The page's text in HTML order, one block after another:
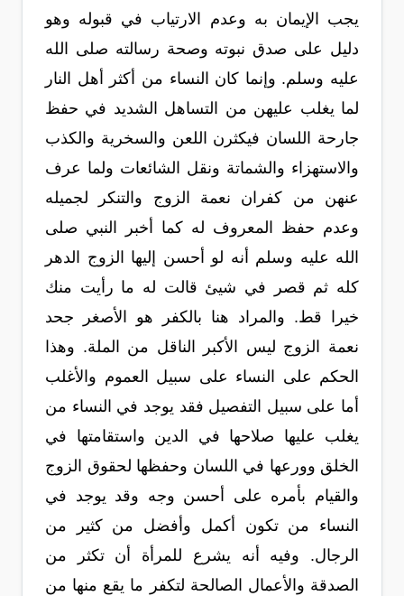
يجب الإيمان به وعدم الارتياب في قبوله وهو
دليل على صدق نبوته وصحة رسالته صلى الله
عليه وسلم. وإنما كان النساء من أكثر أهل النار
لما يغلب عليهن من التساهل الشديد في حفظ
جارحة اللسان فيكثرن اللعن والسخرية والكذب
والاستهزاء والشماتة ونقل الشائعات ولما عرف
عنهن من كفران نعمة الزوج والتنكر لجميله
وعدم حفظ المعروف له كما أخبر النبي صلى
الله عليه وسلم أنه لو أحسن إليها الزوج الدهر
كله ثم قصر في شيئ قالت له ما رأيت منك
خيرا قط. والمراد هنا بالكفر هو الأصغر جحد
نعمة الزوج ليس الأكبر الناقل من الملة. وهذا
الحكم على النساء على سبيل العموم والأغلب
أما على سبيل التفصيل فقد يوجد في النساء من
يغلب عليها صلاحها في الدين واستقامتها في
الخلق وورعها في اللسان وحفظها لحقوق الزوج
والقيام بأمره على أحسن وجه وقد يوجد في
النساء من تكون أكمل وأفضل من كثير من
الرجال. وفيه أنه يشرع للمرأة أن تكثر من
الصدقة والأعمال الصالحة لتكفر ما يقع منها من